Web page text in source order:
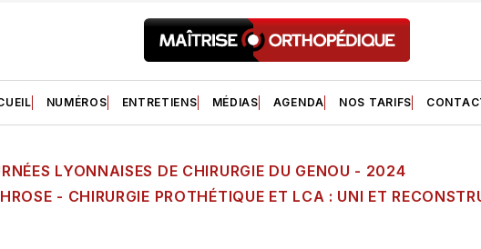
NUMÉROS ENTRETIENS MÉDIAS AGENDA NOS TARIFS
LYONNAISES DE CHIRURGIE DU GENOU - 2024
- CHIRURGIE PROTHÉTIQUE ET LCA : UNI ET